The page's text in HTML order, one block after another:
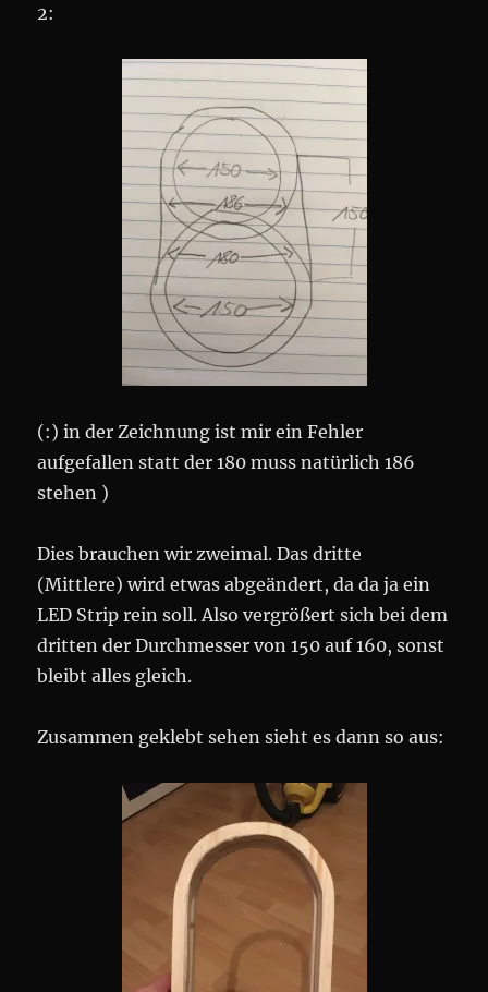
2:
(:) in der Zeichnung ist mir ein Fehler
aufgefallen statt der 180 muss natürlich 186
stehen )
Dies brauchen wir zweimal. Das dritte
(Mittlere) wird etwas abgeändert, da da ja ein
LED Strip rein soll. Also vergrößert sich bei dem
dritten der Durchmesser von 150 auf 160, sonst
bleibt alles gleich.
Zusammen geklebt sehen sieht es dann so aus: